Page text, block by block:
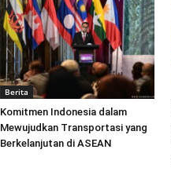
Berita
Komitmen Indonesia dalam
Mewujudkan Transportasi yang
Berkelanjutan di ASEAN